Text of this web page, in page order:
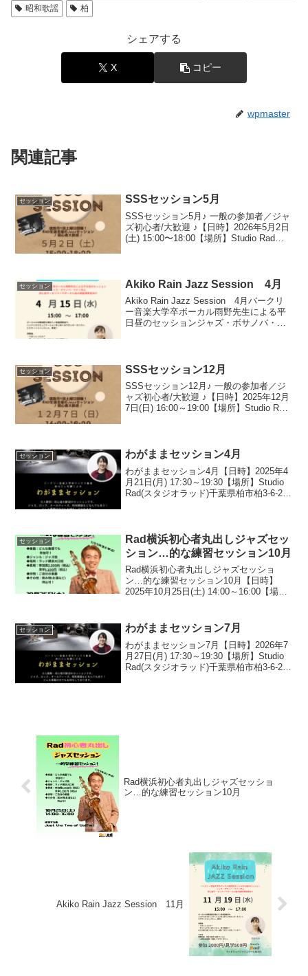
昭和歌謡
柏
シェアする
X コピー
wpmaster
関連記事
セッション SSSセッション5月
SSSセッション5月♪ 一般の参加者／ジャ
ズ初心者/大歓迎 ♪【日時】2026年5月2日
(土) 15:00〜18:00【場所】Studio Rad千
セッション Akiko Rain Jazz Session 4月
Akiko Rain Jazz Session 4月バークリ
ー音楽大学卒ボーカル雨野先生による平
日昼のセッションジャズ・ボサノバ・ラ
セッション SSSセッション12月
SSSセッション12月♪ 一般の参加者／ジ
ャズ初心者/大歓迎 ♪【日時】2025年12月
7日(日) 16:00～19:00【場所】Studio Rad
セッション わがままセッション4月
わがままセッション4月【日時】2025年4
月21日(月) 17:30～19:30【場所】Studio
Rad(スタジオラッド)千葉県柏市柏3-6-25
セッション
Rad横浜初心者丸出しジャズセッ
ション…的な練習セッション10月
Rad横浜初心者丸出しジャズセッショ
ン…的な練習セッション10月【日時】
2025年10月25日(土) 14:00～16:00【場
9-201（ビルの2階です）【練習す...
セッション わがままセッション7月
わがままセッション7月【日時】2026年7
月27日(月) 17:30～19:30【場所】Studio
Rad(スタジオラッド)千葉県柏市柏3-6-25
Rad横浜初心者丸出しジャズセッショ
ン…的な練習セッション10月
Akiko Rain Jazz Session 11月